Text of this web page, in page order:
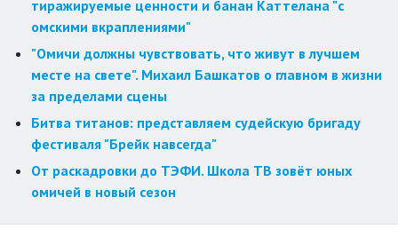
тиражируемые ценности и банан Каттелана "с
омскими вкраплениями"
"Омичи должны чувствовать, что живут в лучшем
месте на свете". Михаил Башкатов о главном в жизни
за пределами сцены
Битва титанов: представляем судейскую бригаду
фестиваля "Брейк навсегда"
От раскадровки до ТЭФИ. Школа ТВ зовёт юных
омичей в новый сезон